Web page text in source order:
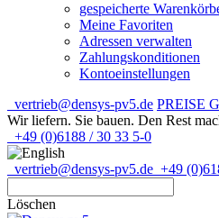
gespeicherte
Meine Favoriten
Adressen verwalten
Zahlungskonditionen
Kontoeinstellungen
vertrieb@densys-pv5.de PREISE
Wir liefern. Sie bauen. Den Rest
+49 (0)6188 / 30 33 5-0
vertrieb@densys-pv5.de +49
Löschen